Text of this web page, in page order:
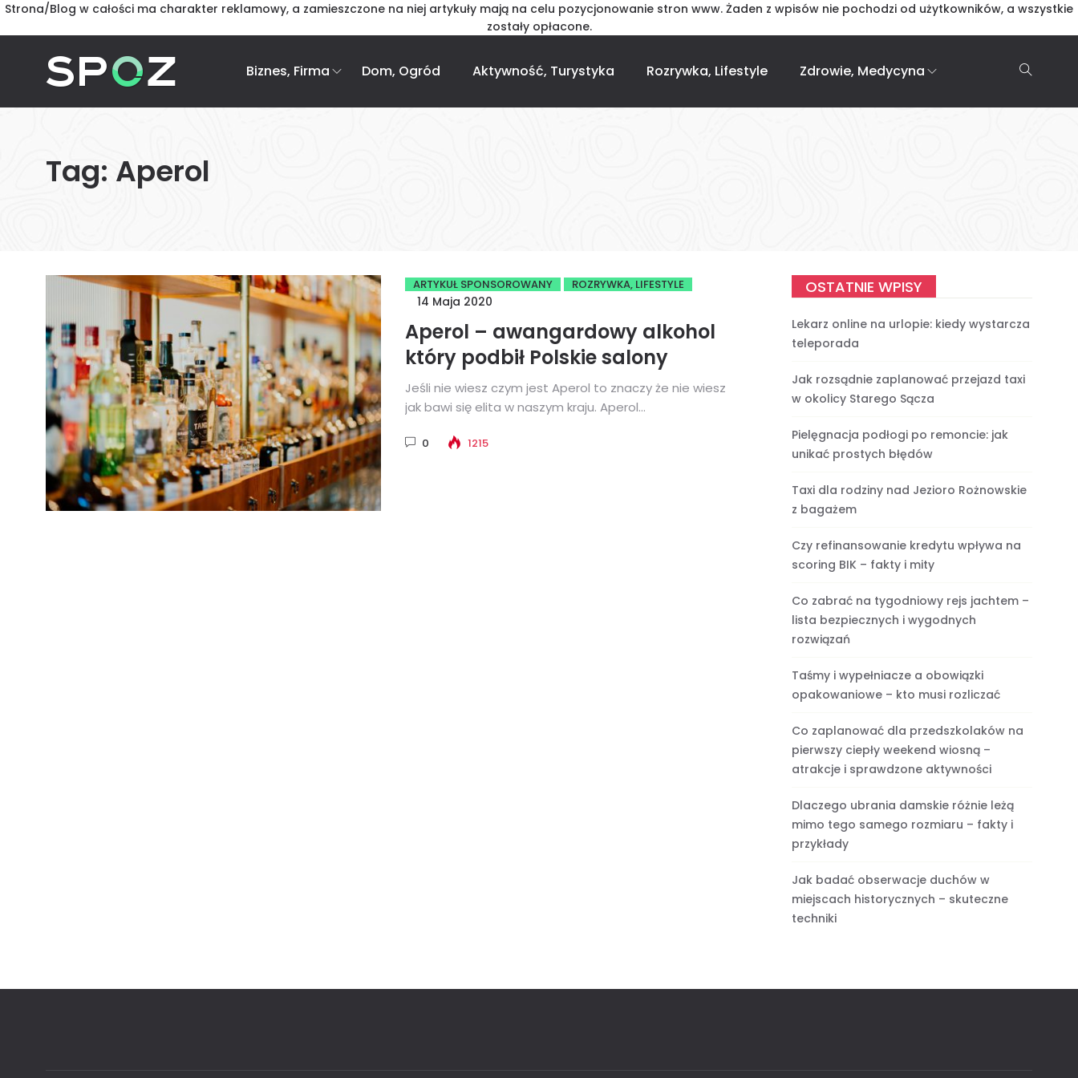
Strona/Blog w całości ma charakter reklamowy, a zamieszczone na niej artykuły mają na celu pozycjonowanie stron www. Żaden z wpisów nie pochodzi od użytkowników, a wszystkie
zostały opłacone.
Biznes, Firma Dom, Ogród Aktywność, Turystyka Rozrywka, Lifestyle Zdrowie, Medycyna
Tag: Aperol
ARTYKUŁ SPONSOROWANY ROZRYWKA, LIFESTYLE
14 Maja 2020
Aperol – awangardowy alkohol
który podbił Polskie salony
Jeśli nie wiesz czym jest Aperol to znaczy że nie wiesz
jak bawi się elita w naszym kraju. Aperol...
0 1215
OSTATNIE WPISY
Lekarz online na urlopie: kiedy wystarcza
teleporada
Jak rozsądnie zaplanować przejazd taxi
w okolicy Starego Sącza
Pielęgnacja podłogi po remoncie: jak
unikać prostych błędów
Taxi dla rodziny nad Jezioro Rożnowskie
z bagażem
Czy refinansowanie kredytu wpływa na
scoring BIK – fakty i mity
Co zabrać na tygodniowy rejs jachtem –
lista bezpiecznych i wygodnych
rozwiązań
Taśmy i wypełniacze a obowiązki
opakowaniowe – kto musi rozliczać
Co zaplanować dla przedszkolaków na
pierwszy ciepły weekend wiosną –
atrakcje i sprawdzone aktywności
Dlaczego ubrania damskie różnie leżą
mimo tego samego rozmiaru – fakty i
przykłady
Jak badać obserwacje duchów w
miejscach historycznych – skuteczne
techniki